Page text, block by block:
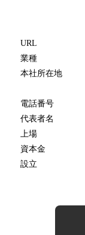
URL
業種
本社所在地
電話番号
代表者名
上場
資本金
設立